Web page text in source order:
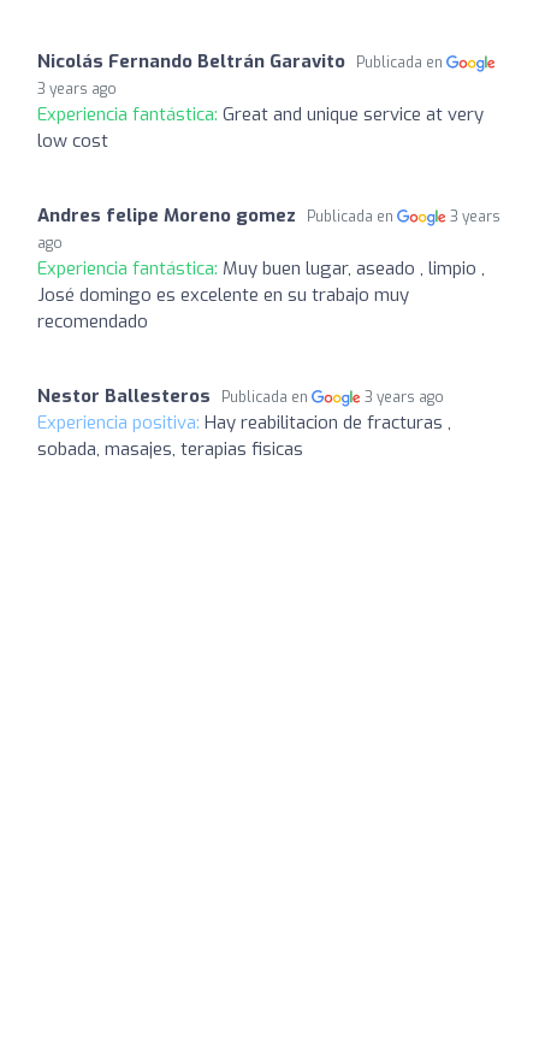
Nicolás Fernando Beltrán Garavito
Publicada en
3 years ago
Experiencia fantástica: Great and unique service at very
low cost
Andres felipe Moreno gomez Publicada en
3 years
ago
Experiencia fantástica: Muy buen lugar, aseado , limpio ,
José domingo es excelente en su trabajo muy
recomendado
Nestor Ballesteros Publicada en 3 years ago
Experiencia positiva: Hay reabilitacion de fracturas ,
sobada, masajes, terapias fisicas